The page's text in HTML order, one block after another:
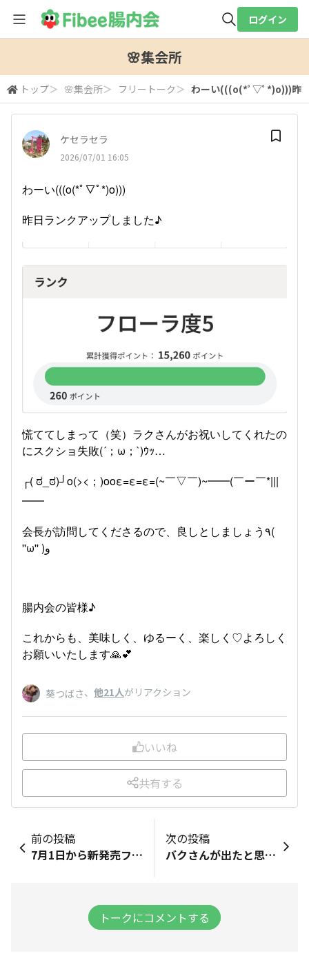
検索
ログイン
🌸集会所
トップ＞ 🌸集会所＞ フリートーク ＞ わーい(((o(*ﾟ▽ﾟ*)o)))昨
ケセラセラ
2026/07/01 16:05
わーい(((o(*ﾟ▽ﾟ*)o)))
昨日ランクアップしました♪
慌ててしまって（笑）ラクさんがお祝いしてくれたの
にスクショ失敗(´；ω；`)ｳｯ…
┌( ಠ_ಠ)┘o(><；)ooε=ε=ε=(~￣▽￣)~━━(￣ー￣*|||
━━
会長が訪問してくださるので、良しとしましょう٩(
''ω'' )و
腸内会の皆様♪
これからも、美味しく、ゆるーく、楽しく♡よろしく
お願いいたします🙏💕
葵つばさ、 他21人がリアクション
いいね
共有する
前の投稿
7月1日から新発売ファイビーぱん🥐うぉーーー📢💜新発売ｷﾀｷﾀｷﾀｷﾀｷﾀｷﾀーー🐥 たべたぃたべたぃたべたぃーーー🥰 三種類のパンｷﾀ━━━━(ﾟ∀ﾟ)━━━━!!💜 昼はワッフル1個だけだったからパンなら助かる〜🚨生き延びれるぅ〜🚨ありがてぇ〜🚨早速、定期便の中身を入れ替え三種類のパンを入れました🐿️💜🌹そして定期便を今月は早めに届くよう指定いたしました💌📦️ なんて便利な定期便ちゃん🥰 定期配達日時指定できるし、早め配達もできるし、定期便の中身をギリギリまで変えられるし、何ならまだファイビー残があるなら翌月はスキップできるし、一時休止も解約だって簡単で、こ〜ゆ〜の苦手なわぃでも、お茶の子さいさいやったで〜🥰(≧∇≦)b🌈配達依頼を解りやすく作成してくれて、事務局様ありがとうございます🎉🥰 これなら300歳になっても解りやすいから頼めるわ🤗✨
次の投稿
バクさんが出たと思ったら、その後に初めてアッカさん（でいいのかな？）の登場にビックリしました。
トークにコメントする